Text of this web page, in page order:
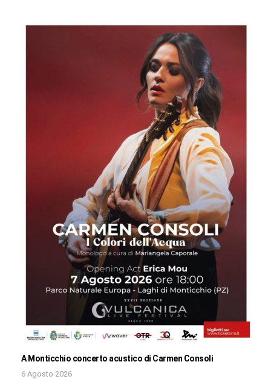
A Monticchio concerto acustico di Carmen Consoli
6 Agosto 2026